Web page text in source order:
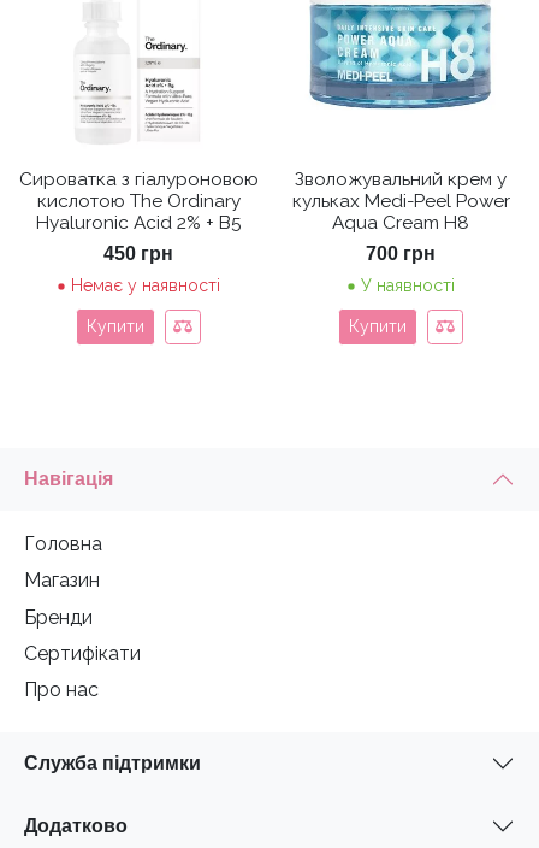
Сироватка з гіалуроновою
кислотою The Ordinary
Hyaluronic Acid 2% + B5
450 грн
Немає у наявності
Купити
Зволожувальний крем у
кульках Medi-Peel Power
Aqua Cream H8
700 грн
У наявності
Купити
Навігація
Головна
Магазин
Бренди
Сертифікати
Про нас
Служба підтримки
Додатково